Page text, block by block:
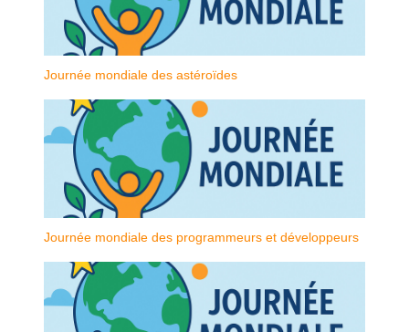
Journée mondiale des astéroïdes
Journée mondiale des programmeurs et développeurs